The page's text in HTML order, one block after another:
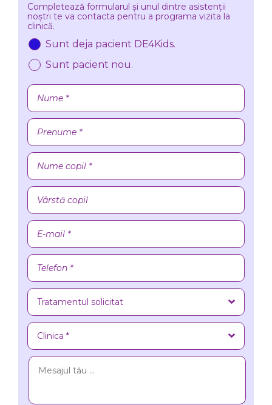
Completează formularul și unul dintre asistenții
noștri te va contacta pentru a programa vizita la
clinică.
Sunt deja pacient DE4Kids.
Sunt pacient nou.